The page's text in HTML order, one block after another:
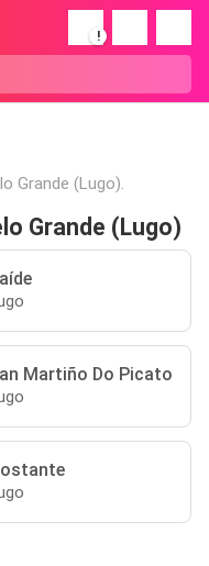
!
Grande (Lugo).
Grande (Lugo)
Martiño Do Picato